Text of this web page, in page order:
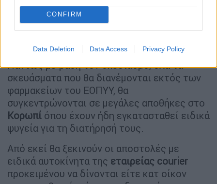
CONFIRM
Data Deletion Data Access Privacy Policy
άλλη η ιδιωτική εταιρεία courier που
αναλαμβάνει τις αποστολές των
σκευασμάτων, θα αμείβεται με 3 έως 4€ ανά
αποστολή.
Πάντως με βάση τον σχεδιασμό, όλα τα
σκευάσματα που θα διανέμονται εκτός των
φαρμακείων του ΕΟΠΥΥ, θα
συγκεντρώνονται σε μεγάλες αποθήκες στο
Κορωπί όπου έχουν ήδη εγκατασταθεί ειδικά
ψυγεία για τη διατήρησή τους.
Από εκεί θα ξεκινούν οι αποστολές με
ειδικά αυτοκίνητα της εταιρείας courier
προκειμένου να δίνονται είτε κατ οίκον